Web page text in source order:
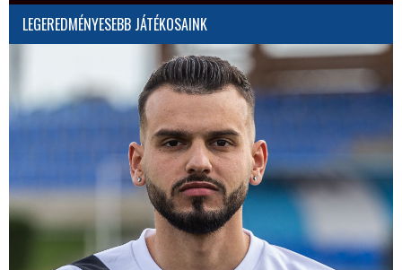
LEGEREDMÉNYESEBB JÁTÉKOSAINK